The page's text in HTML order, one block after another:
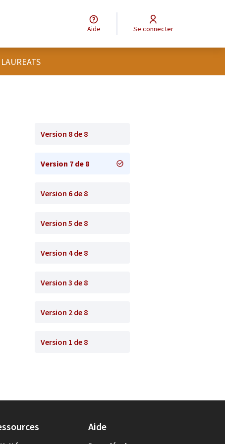
Aide Se connecter
Version 8 de 8
Version 7 de 8
Version 6 de 8
Version 5 de 8
Version 4 de 8
Version 3 de 8
Version 2 de 8
Version 1 de 8
Aide